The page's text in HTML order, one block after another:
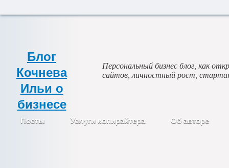
Блог
Кочнева
Ильи о
бизнесе
Персональный бизнес блог, как
сайтов, личностный рост,
Посты Услуги копирайтера Об авторе